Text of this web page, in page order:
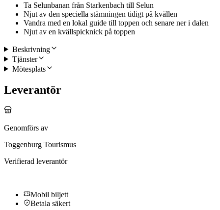
Ta Selunbanan från Starkenbach till Selun
Njut av den speciella stämningen tidigt på kvällen
Vandra med en lokal guide till toppen och senare ner i dalen
Njut av en kvällspicknick på toppen
Beskrivning
Tjänster
Mötesplats
Leverantör
Genomförs av
Toggenburg Tourismus
Verifierad leverantör
Mobil biljett
Betala säkert